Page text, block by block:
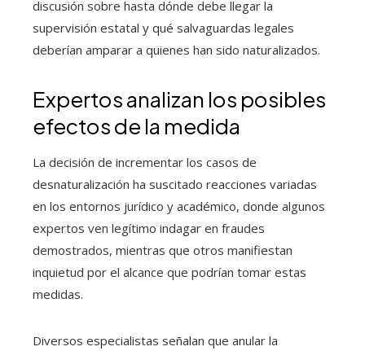
discusión sobre hasta dónde debe llegar la
supervisión estatal y qué salvaguardas legales
deberían amparar a quienes han sido naturalizados.
Expertos analizan los posibles
efectos de la medida
La decisión de incrementar los casos de
desnaturalización ha suscitado reacciones variadas
en los entornos jurídico y académico, donde algunos
expertos ven legítimo indagar en fraudes
demostrados, mientras que otros manifiestan
inquietud por el alcance que podrían tomar estas
medidas.
Diversos especialistas señalan que anular la